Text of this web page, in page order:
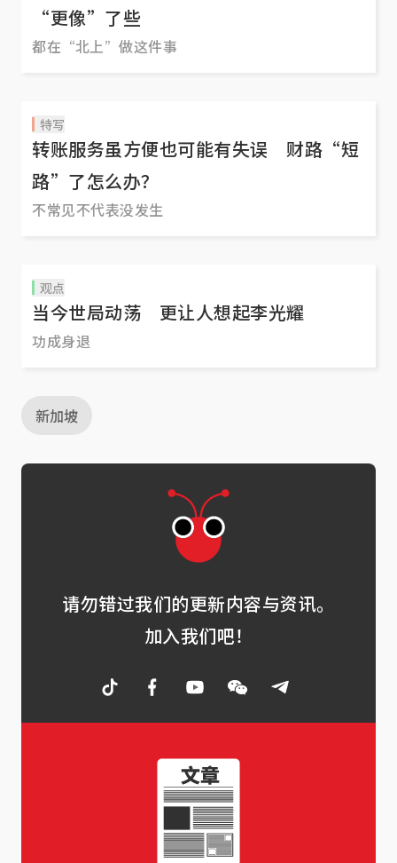
“更像”了些
都在“北上”做这件事
特写
转账服务虽方便也可能有失误 财路“短
路”了怎么办？
不常见不代表没发生
观点
当今世局动荡 更让人想起李光耀
功成身退
新加坡
请勿错过我们的更新内容与资讯。
加入我们吧！